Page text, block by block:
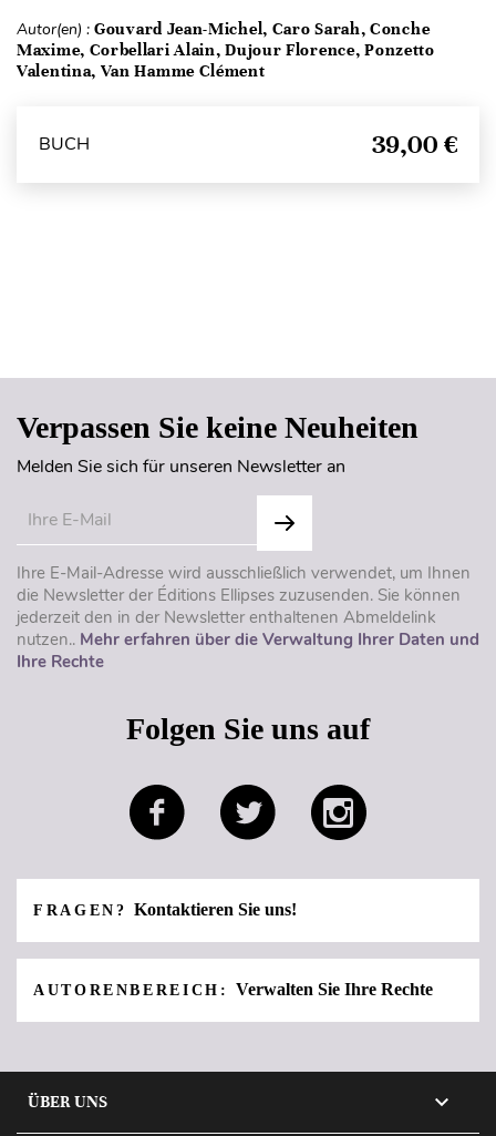
Autor(en) : Gouvard Jean-Michel, Caro Sarah, Conche
Maxime, Corbellari Alain, Dujour Florence, Ponzetto
Valentina, Van Hamme Clément
BUCH 39,00 €
Verpassen Sie keine Neuheiten
Melden Sie sich für unseren Newsletter an
Ihre E-Mail-Adresse wird ausschließlich verwendet, um Ihnen
die Newsletter der Éditions Ellipses zuzusenden. Sie können
jederzeit den in der Newsletter enthaltenen Abmeldelink
nutzen.. Mehr erfahren über die Verwaltung Ihrer Daten und
Ihre Rechte
Folgen Sie uns auf
FRAGEN? Kontaktieren Sie uns!
AUTORENBEREICH: Verwalten Sie Ihre Rechte
ÜBER UNS 